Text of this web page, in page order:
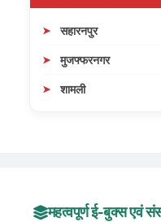
सहारनपुर
मुजफ्फरनगर
शामली
महत्वपूर्ण ई-बुक्स एवं